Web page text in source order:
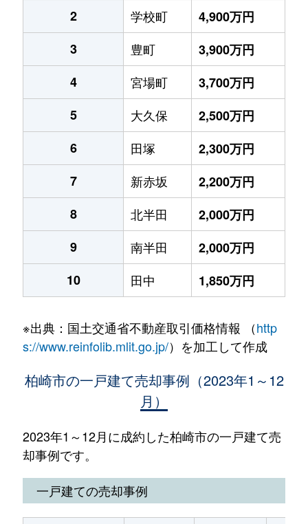
2
学校町
4,900万円
3
豊町
3,900万円
4
宮場町
3,700万円
5
大久保
2,500万円
6
田塚
2,300万円
7
新赤坂
2,200万円
8
北半田
2,000万円
9
南半田
2,000万円
10
田中 1,850万円
※出典：国土交通省不動産取引価格情報 （http
s://www.reinfolib.mlit.go.jp/）を加工して作成
柏崎市の一戸建て売却事例（2023年1～12
月）
2023年1～12月に成約した柏崎市の一戸建て売
却事例です。
一戸建ての売却事例